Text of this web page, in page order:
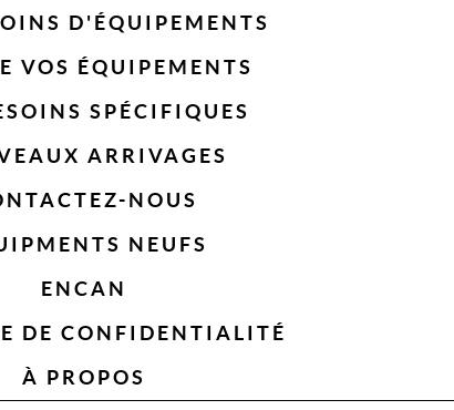
D'ÉQUIPEMENTS
VOS ÉQUIPEMENTS
SPÉCIFIQUES
ARRIVAGES
NOUS
NEUFS
ENCAN
DE CONFIDENTIALITÉ
À PROPOS